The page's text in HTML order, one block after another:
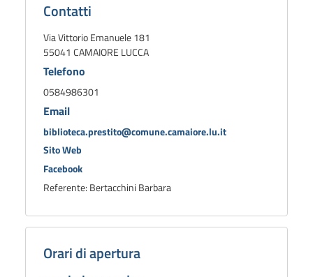
biblioteca
Contatti
Via Vittorio Emanuele 181
55041 CAMAIORE LUCCA
Telefono
0584986301
Email
biblioteca.prestito@comune.camaiore.lu.it
Sito Web
Facebook
Referente: Bertacchini Barbara
Orari di apertura